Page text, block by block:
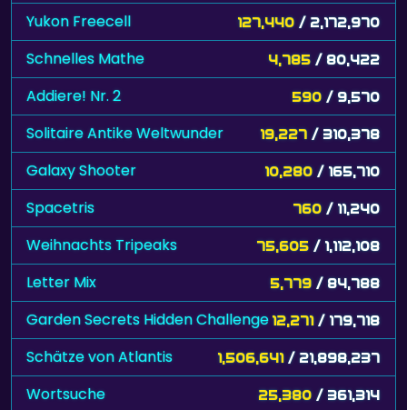
Yukon Freecell 127,440 / 2,172,970
Schnelles Mathe 4,785 / 80,422
Addiere! Nr. 2 590 / 9,570
Solitaire Antike Weltwunder 19,227 / 310,378
Galaxy Shooter 10,280 / 165,710
Spacetris 760 / 11,240
Weihnachts Tripeaks 75,605 / 1,112,108
Letter Mix 5,779 / 84,788
Garden Secrets Hidden Challenge 12,271 / 179,718
Schätze von Atlantis 1,506,641 / 21,898,237
Wortsuche 25,380 / 361,314